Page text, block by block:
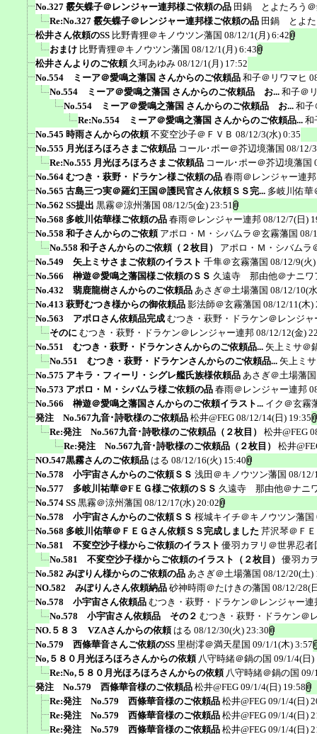
No.327 霰矢蝶子＠レンジャー連邦様ご依頼の品 田鍋 とよたろう
Re:No.327 霰矢蝶子＠レンジャー連邦様ご依頼の品 田鍋 とよた
松井さん依頼のSS 比野青狸＠キノウツン藩国 08/12/1(月) 6:42
おまけ 比野青狸＠キノウツン藩国 08/12/1(月) 6:43
松井さんよりのご依頼 久珂あゆみ 08/12/1(月) 17:52
No.554 ミーア＠愛鳴之藩国 さんからのご依頼品 和子＠リワマヒ
No.554 ミーア＠愛鳴之藩国 さんからのご依頼品 お... 和子＠
No.554 ミーア＠愛鳴之藩国 さんからのご依頼品 お... 和子
Re:No.554 ミーア＠愛鳴之藩国 さんからのご依頼品... 和
No.545 時雨さんからの依頼 不変空沙子＠ＦＶＢ 08/12/3(水) 0:35
No.555 月光ほろほろさまご依頼品 コール･ポー＠芥辺境藩国 08/12/
Re:No.555 月光ほろほろさまご依頼品 コール･ポー＠芥辺境藩国
No.564 むつき・萩野・ドラケン様ご依頼の品 春雨＠レンジャー連邦
No.565 古島三つ実＠羅幻王国＠護民官さん依頼ＳＳ完... 多岐川佑華
No.562 SS提出 黒霧＠涼州藩国 08/12/5(金) 23:51
No.568 多岐川佑華様ご依頼の品 春雨＠レンジャー連邦 08/12/7(日)
No.558 和子さんからのご依頼 アポロ・Ｍ・シバムラ＠玄霧藩国 08/
No.558 和子さんからのご依頼（２枚目）
アポロ・Ｍ・シバムラ
No.549 矢上ミサさまご依頼のイラスト 千隼＠玄霧藩国 08/12/9(火
No.566 榊遊＠愛鳴之藩国様ご依頼のＳＳ 久遠寺 那由他＠ナニワ
No.432 翡鹿龍樹さんからのご依頼品 あさぎ＠土場藩国 08/12/10(
No.413 萩野むつき様からの御依頼品 影法師＠玄霧藩国 08/12/11(木)
No.563 アポロさん依頼品完成 むつき・萩野・ドラケン＠レンジャ
そのに むつき・萩野・ドラケン＠レンジャー連邦 08/12/12(金)
No.551 むつき・萩野・ドラケンさんからのご依頼品... 矢上ミサ＠
No.551 むつき・萩野・ドラケンさんからのご依頼品... 矢上ミ
No.575 アキラ・フィーリ・シグレ艦氏族様依頼品 あさぎ＠土場藩国
No.573 アポロ・Ｍ・シバムラ様ご依頼の品 春雨＠レンジャー連邦
No.566 榊遊＠愛鳴之藩国さんからのご依頼イラスト... イク＠玄霧
発注 No.567九音･詩歌様のご依頼品 松井@FEG 08/12/14(日) 19:35
Re:発注 No.567九音･詩歌様のご依頼品（２枚目）
松井@FEG
Re:発注 No.567九音･詩歌様のご依頼品（２枚目）
松井
NO.547黒霧さんのご依頼品 はる 08/12/16(火) 15:40
No.578 小宇宙さんからのご依頼ＳＳ 浅田＠キノウツン藩国 08/12/
No.577 多岐川祐華＠FＥＧ様ご依頼のＳＳ 久遠寺 那由他＠ナニ
No.574 SS 黒霧＠涼州藩国 08/12/17(水) 20:02
No.578 小宇宙さんからのご依頼ＳＳ 桜城キイチ＠キノウツン藩国
No.568 多岐川佑華＠ＦＥＧさん依頼ＳＳ完成しました 芹沢琴＠Ｆ
No.581 不変空沙子様からご依頼のイラスト 優羽カヲリ＠世界忍者
No.581 不変空沙子様からご依頼のイラスト（２枚目）
優羽カ
No.582 みぽりん様からのご依頼の品 あさぎ＠土場藩国 08/12/20(土)
NO.582 みぽりんさん依頼納品 砂神時雨＠たけきの藩国 08/12/28(
No.578 小宇宙さん依頼品 むつき・萩野・ドラケン＠レンジャー連
No.578 小宇宙さん依頼品 その２ むつき・萩野・ドラケン＠
NO.５８３ VZAさんからの依頼 はる 08/12/30(火) 23:30
No.579 西條華音さんご依頼のSS 里樹澪＠満天星国 09/1/1(木) 3:57
No,５８０月光ほろほろさんからの依頼 八守時緒＠鍋の国 09/1/4(日)
Re:No,５８０月光ほろほろさんからの依頼 八守時緒＠鍋の国 09/
発注 No.579 西條華音様のご依頼品 松井@FEG 09/1/4(日) 19:58
Re:発注 No.579 西條華音様のご依頼品 松井@FEG 09/1/4(日)
Re:発注 No.579 西條華音様のご依頼品 松井@FEG 09/1/4(日)
Re:発注 No.579 西條華音様のご依頼品 松井@FEG 09/1/4(日)